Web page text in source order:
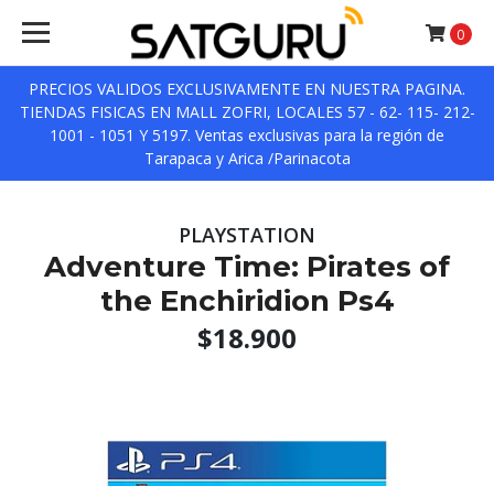
PRECIOS VALIDOS EXCLUSIVAMENTE EN NUESTRA PAGINA.
TIENDAS FISICAS EN MALL ZOFRI, LOCALES 57 - 62- 115- 212-
1001 - 1051 Y 5197. Ventas exclusivas para la región de
Tarapaca y Arica /Parinacota
0
PLAYSTATION
Adventure Time: Pirates of
the Enchiridion Ps4
$18.900